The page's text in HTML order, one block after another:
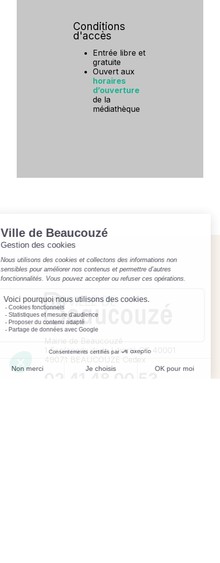
Conditions
d'accès
Entrée libre et
gratuite
Ouvert aux
horaires
d’ouverture
de la
médiathèque
Mairie de Beaucouzé
1 Esplanade de la Liberté CS 40001
49071 BEAUCOUZE Cedex